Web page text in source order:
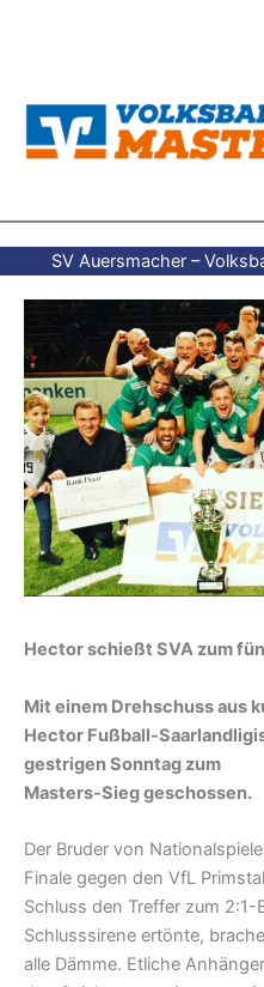
SV Auersmacher –
Hector schießt SVA zum
Mit einem Drehschuss aus
Hector Fußball-
gestrigen Sonntag zum
Masters-Sieg geschossen.
Der Bruder von
Finale gegen den VfL
Schluss den Treffer zum
Schlusssirene ertönte,
alle Dämme. Etliche